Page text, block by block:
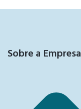
Sobre a Empresa